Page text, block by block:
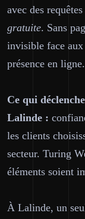
avec des
gratuite. Sans
invisible face
présence en ligne.
Ce qui
Lalinde :
les clients
secteur. Turing
éléments soient
À Lalinde, un